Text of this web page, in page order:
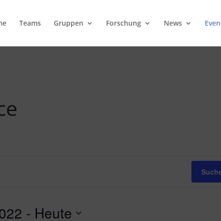
Teams Gruppen Forschung News
- Heute